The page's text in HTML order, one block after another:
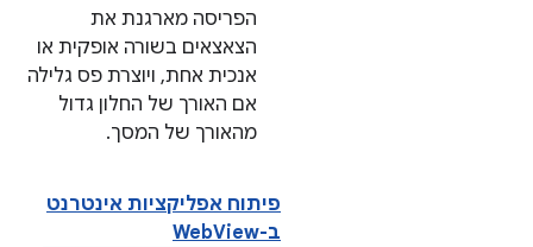
הפריסה מארגנת את
הצאצאים בשורה אופקית או
אנכית אחת, ויוצרת פס גלילה
אם האורך של החלון גדול
מהאורך של המסך.
פיתוח אפליקציות אינטרנט
ב-WebView